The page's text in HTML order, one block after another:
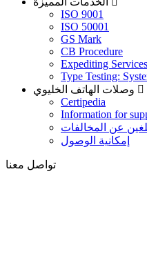
ISO 9001
ISO 50001
GS Mark
CB Procedure
Expediting Services
Type Testing:
Certipedia
Information for
عن المخالفات
إمكانية الوصول
تواصل معنا